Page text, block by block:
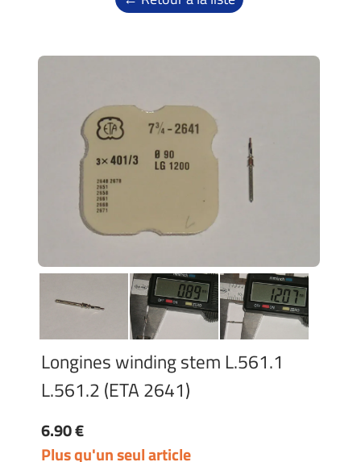
Longines winding stem L.561.1
L.561.2 (ETA 2641)
6.90 €
Plus qu'un seul article